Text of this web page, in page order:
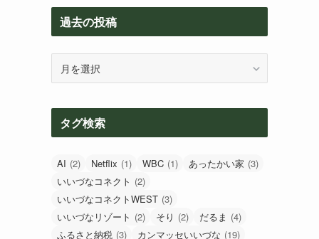
過去の投稿
投
タグ検索
AI (2) Netflix (1) WBC (1) あったかい家 (3)
いいづなコネクト (2)
いいづなコネクトWEST (3)
いいづなリゾート (2) そり (2) だるま (4)
ふるさと納税 (3) カンマッセいいづな (19)